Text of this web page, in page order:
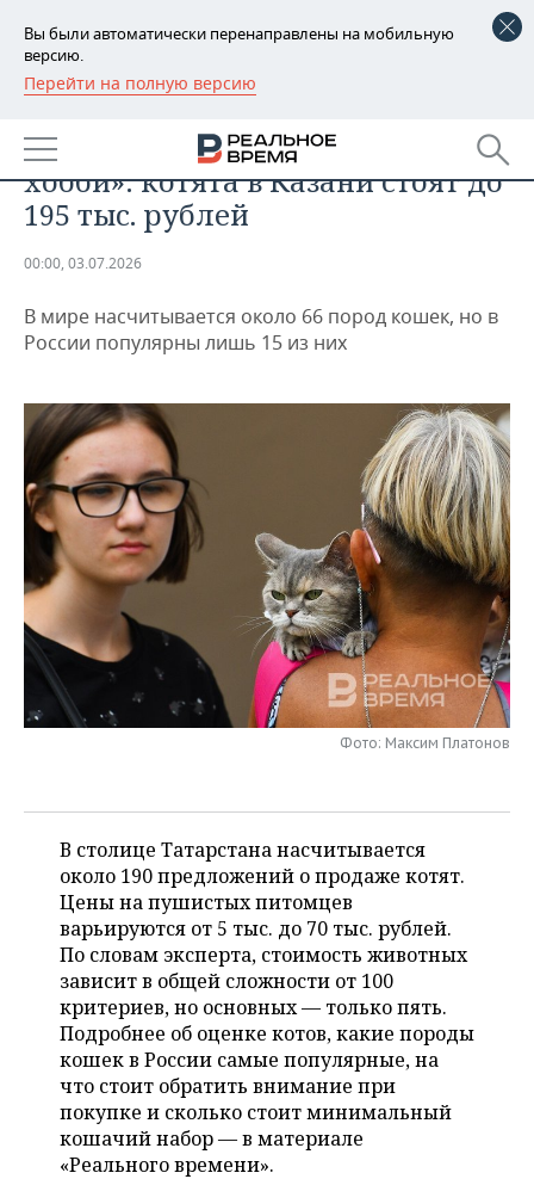
Вы были автоматически перенаправлены на мобильную
версию.
Перейти на полную версию
РЕГИОНЫ
БАШКОРТОСТАН
ТАТАРСТАН
НОВОСТИ
АНАЛИТИКА
ДЕКЛАРАЦИИ О ДОХОДАХ
КОРОЛИ ГОСЗАКАЗА ПФО
ВУЗЫ ТАТАРСТАНА
КОМУ ПРИНАДЛЕЖАТ
ТОРГОВЫЕ ЦЕНТРЫ
ТАТАРСТАНА
НОВОСТИ ЭКОНОМИКИ
БАНКИ
БЮДЖЕТ
ИНВЕСТИЦИИ
ПРОМЫШЛЕННОСТЬ
АГРОПРОМ
МАШИНОСТРОЕНИЕ
НЕФТЕХИМИЯ
НЕФТЬ
ОПК
ЭНЕРГЕТИКА
НЕДВИЖИМОСТЬ
НОВОСТИ НЕДВИЖИМОСТИ
АВТО
НОВОСТИ АВТО
БИЗНЕС
НОВОСТИ БИЗНЕСА
РОЗНИЧНАЯ ТОРГОВЛЯ
ТРАНСПОРТ
УСЛУГИ
ТЕХНОЛОГИИ
НОВОСТИ ТЕХНОЛОГИЙ
IT
МЕДИА
МЕРОПРИЯТИЯ
НОВОСТИ МЕРОПРИЯТИЙ
ВЫЕЗДНАЯ РЕДАКЦИЯ
ОТКРЫТАЯ ЛЕКЦИЯ
СПОРТ
НОВОСТИ СПОРТА
БАСКЕТБОЛ
ВОЛЕЙБОЛ
КИБЕРСПОРТ
ФИГУРНОЕ КАТАНИЕ
ВОДНЫЕ ВИДЫ СПОРТА
ХОККЕЙ С МЯЧОМ
ОБЩЕСТВО
ИНФРАСТРУКТУРА
ИСТОРИЯ
КУЛЬТУРА
МЕДИЦИНА
ОБРАЗОВАНИЕ
ПРОИСШЕСТВИЯ
СПРАВОЧНИК
СПИСОК ПЕРСОН
СПИСОК КОМПАНИЙ
ПОЛНАЯ ВЕРСИЯ
«Это не бизнес, а дорогостоящее
хобби»: котята в Казани стоят до
195 тыс. рублей
00:00, 03.07.2026
В мире насчитывается около 66 пород кошек, но в
России популярны лишь 15 из них
Фото: Максим Платонов
В столице Татарстана насчитывается
около 190 предложений о продаже котят.
Цены на пушистых питомцев
варьируются от 5 тыс. до 70 тыс. рублей.
По словам эксперта, стоимость животных
зависит в общей сложности от 100
критериев, но основных — только пять.
Подробнее об оценке котов, какие породы
кошек в России самые популярные, на
что стоит обратить внимание при
покупке и сколько стоит минимальный
кошачий набор — в материале
«Реального времени».